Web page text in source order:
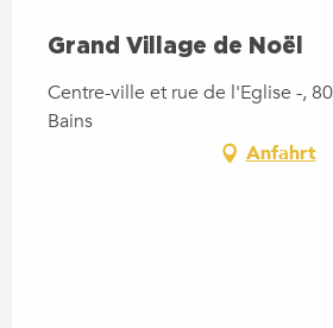
Grand Village de Noël
Centre-ville et rue de l'Eglise -,
Bains
Anfahrt